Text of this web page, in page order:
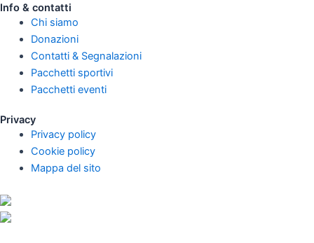
Info & contatti
Chi siamo
Donazioni
Contatti & Segnalazioni
Pacchetti sportivi
Pacchetti eventi
Privacy
Privacy policy
Cookie policy
Mappa del sito